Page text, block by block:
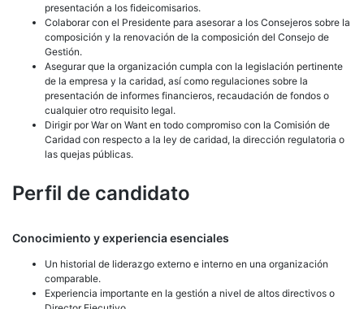
presentación a los fideicomisarios.
Colaborar con el Presidente para asesorar a los Consejeros sobre la
composición y la renovación de la composición del Consejo de
Gestión.
Asegurar que la organización cumpla con la legislación pertinente
de la empresa y la caridad, así como regulaciones sobre la
presentación de informes financieros, recaudación de fondos o
cualquier otro requisito legal.
Dirigir por War on Want en todo compromiso con la Comisión de
Caridad con respecto a la ley de caridad, la dirección regulatoria o
las quejas públicas.
Perfil de candidato
Conocimiento y experiencia esenciales
Un historial de liderazgo externo e interno en una organización
comparable.
Experiencia importante en la gestión a nivel de altos directivos o